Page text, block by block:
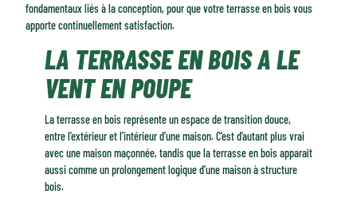
fondamentaux liés à la conception, pour que votre terrasse en bois vous
apporte continuellement satisfaction.
LA TERRASSE EN BOIS A LE
VENT EN POUPE
La terrasse en bois représente un espace de transition douce,
entre l’extérieur et l’intérieur d’une maison. C’est d’autant plus vrai
avec une maison maçonnée, tandis que la terrasse en bois apparaît
aussi comme un prolongement logique d’une maison à structure
bois.